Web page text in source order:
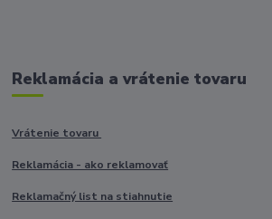
Reklamácia a vrátenie tovaru
Vrátenie tovaru
Reklamácia - ako reklamovať
Reklamačný list na stiahnutie